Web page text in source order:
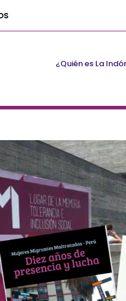
¿Quién es La